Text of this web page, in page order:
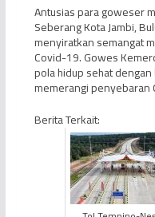
Antusias para goweser
Seberang Kota Jambi,
menyiratkan semangat
Covid-19. Gowes
pola hidup sehat
memerangi penyebaran
Berita Terkait: